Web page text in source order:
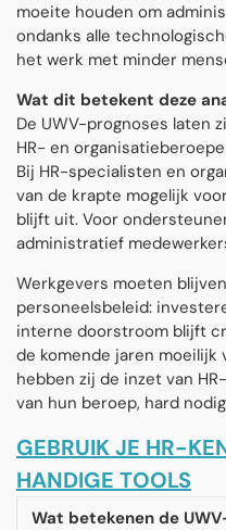
moeite houden om
ondanks alle
het werk met minder
Wat dit betekent deze
De UWV-prognoses laten
HR- en
Bij HR-specialisten en
van de krapte mogelijk
blijft uit. Voor
administratief
Werkgevers moeten
personeelsbeleid:
interne doorstroom blijft
de komende jaren moeilijk
hebben zij de inzet van
van hun beroep, hard
GEBRUIK JE HR-
HANDIGE TOOLS
Wat betekenen de